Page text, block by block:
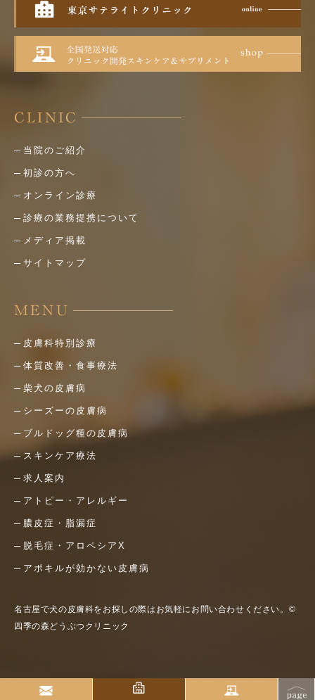
CLINIC
当院のご紹介
初診の方へ
オンライン診療
診療の業務提携について
メディア掲載
サイトマップ
MENU
皮膚科特別診療
体質改善・食事療法
柴犬の皮膚病
シーズーの皮膚病
ブルドッグ種の皮膚病
スキンケア療法
求人案内
アトピー・アレルギー
膿皮症・脂漏症
脱毛症・アロペシアX
アポキルが効かない皮膚病
名古屋で犬の皮膚科をお探しの際はお気軽にお問い合わせください。©
四季の森どうぶつクリニック